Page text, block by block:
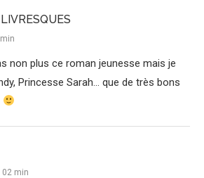
non plus ce roman jeunesse mais je
Princesse Sarah… que de très bons
02 min